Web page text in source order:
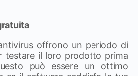
offrono un periodo di
testare il loro prodotto prima
può essere un ottimo